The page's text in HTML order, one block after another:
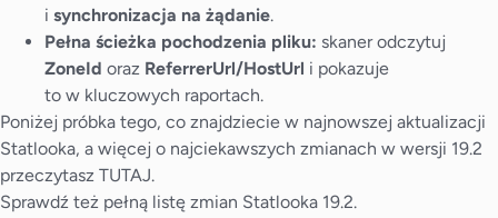
i synchronizacja na żądanie.
Pełna ścieżka pochodzenia pliku: skaner odczytuj
ZoneId oraz ReferrerUrl/HostUrl i pokazuje
to w kluczowych raportach.
Poniżej próbka tego, co znajdziecie w najnowszej aktualizacji
Statlooka, a więcej o najciekawszych zmianach w wersji 19.2
przeczytasz TUTAJ.
Sprawdź też pełną listę zmian Statlooka 19.2.